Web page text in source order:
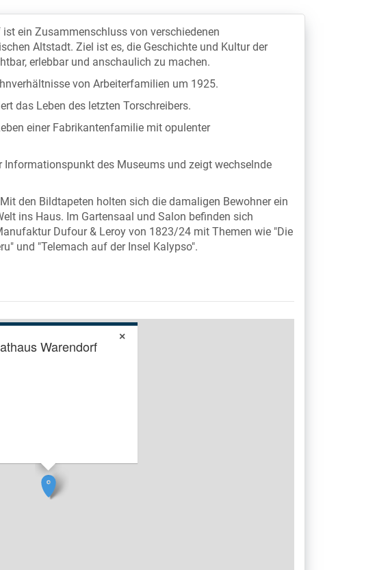
ein Zusammenschluss von verschiedenen
Altstadt. Ziel ist es, die Geschichte und Kultur der
erlebbar und anschaulich zu machen.
von Arbeiterfamilien um 1925.
das Leben des letzten Torschreibers.
einer Fabrikantenfamilie mit opulenter
des Museums und zeigt wechselnde
den Bildtapeten holten sich die damaligen Bewohner ein
ins Haus. Im Gartensaal und Salon befinden sich
Dufour & Leroy von 1823/24 mit Themen wie "Die
und "Telemach auf der Insel Kalypso".
Warendorf
×